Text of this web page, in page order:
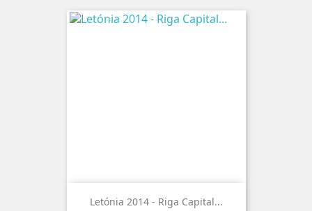
Letónia 2014 - Riga Capital...